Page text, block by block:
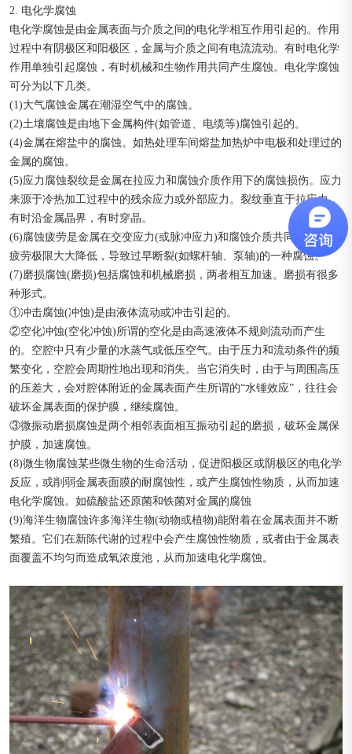
2. 电化学腐蚀
电化学腐蚀是由金属表面与介质之间的电化学相互作用引起的。作用
过程中有阴极区和阳极区，金属与介质之间有电流流动。有时电化学
作用单独引起腐蚀，有时机械和生物作用共同产生腐蚀。电化学腐蚀
可分为以下几类。
(1)大气腐蚀金属在潮湿空气中的腐蚀。
(2)土壤腐蚀是由地下金属构件(如管道、电缆等)腐蚀引起的。
(4)金属在熔盐中的腐蚀。如热处理车间熔盐加热炉中电极和处理过的
金属的腐蚀。
(5)应力腐蚀裂纹是金属在拉应力和腐蚀介质作用下的腐蚀损伤。应力
来源于冷热加工过程中的残余应力或外部应力。裂纹垂直于拉应力，
有时沿金属晶界，有时穿晶。
(6)腐蚀疲劳是金属在交变应力(或脉冲应力)和腐蚀介质共同作用下，
疲劳极限大大降低，导致过早断裂(如螺杆轴、泵轴)的一种腐蚀。
(7)磨损腐蚀(磨损)包括腐蚀和机械磨损，两者相互加速。磨损有很多
种形式。
①冲击腐蚀(冲蚀)是由液体流动或冲击引起的。
②空化冲蚀(空化冲蚀)所谓的空化是由高速液体不规则流动而产生
的。空腔中只有少量的水蒸气或低压空气。由于压力和流动条件的频
繁变化，空腔会周期性地出现和消失。当它消失时，由于与周围高压
的压差大，会对腔体附近的金属表面产生所谓的“水锤效应”，往往会
破坏金属表面的保护膜，继续腐蚀。
③微振动磨损腐蚀是两个相邻表面相互振动引起的磨损，破坏金属保
护膜，加速腐蚀。
(8)微生物腐蚀某些微生物的生命活动，促进阳极区或阴极区的电化学
反应，或削弱金属表面膜的耐腐蚀性，或产生腐蚀性物质，从而加速
电化学腐蚀。如硫酸盐还原菌和铁菌对金属的腐蚀
(9)海洋生物腐蚀许多海洋生物(动物或植物)能附着在金属表面并不断
繁殖。它们在新陈代谢的过程中会产生腐蚀性物质，或者由于金属表
面覆盖不均匀而造成氧浓度池，从而加速电化学腐蚀。